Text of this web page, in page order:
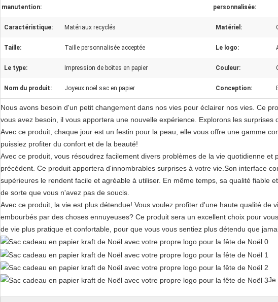
manutention:
personnalisée:
Caractéristique: Matériaux recyclés Matériel:
Taille: Taille personnalisée acceptée Le logo:
Le type: Impression de boîtes en papier Couleur:
Nom du produit: Joyeux noël sac en papier Conception:
Nous avons besoin d'un petit changement dans nos vies pour éclairer nos vies. Ce
vous avez besoin, il vous apportera une nouvelle expérience. Explorons les surprises
Avec ce produit, chaque jour est un festin pour la peau, elle vous offre une gamme
puissiez profiter du confort et de la beauté!
Avec ce produit, vous résoudrez facilement divers problèmes de la vie quotidienne et
précédent. Ce produit apportera d'innombrables surprises à votre vie.Son interface
supérieures le rendent facile et agréable à utiliser. En même temps, sa qualité fiable
de sorte que vous n'avez pas de soucis.
Avec ce produit, la vie est plus détendue! Vous voulez profiter d'une haute qualité de
embourbés par des choses ennuyeuses? Ce produit sera un excellent choix pour
de vie plus pratique et confortable, pour que vous vous sentiez plus détendu que
Je